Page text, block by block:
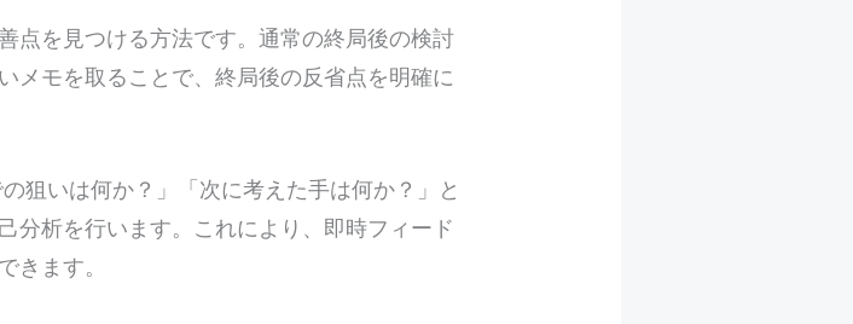
点を見つける方法です。通常の終局後の検討
メモを取ることで、終局後の反省点を明確に
狙いは何か？」「次に考えた手は何か？」と
分析を行います。これにより、即時フィード
きます。